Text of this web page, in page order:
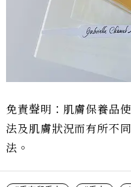
免責聲明：肌膚保養品
法及肌膚狀況而有所不
法。